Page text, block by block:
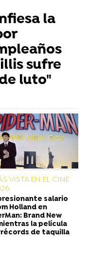
la
sufre
luto"
VISTA EN EL CINE
salario
Holland en
Brand New
la película
de taquilla